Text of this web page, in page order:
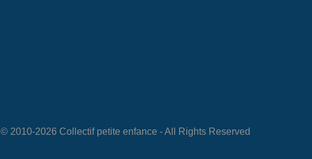
© 2010-2026 Collectif petite enfance - All Rights Reserved